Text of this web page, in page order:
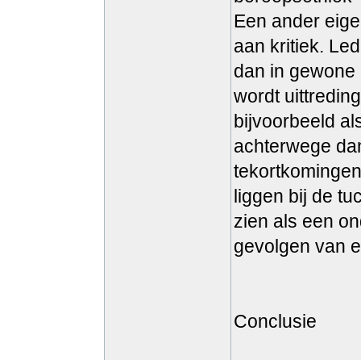
Een ander
aan kritiek.
dan in
wordt
bijvoorbeeld
achterwege
liggen bij de
zien als een
gevolgen van
Conclusie